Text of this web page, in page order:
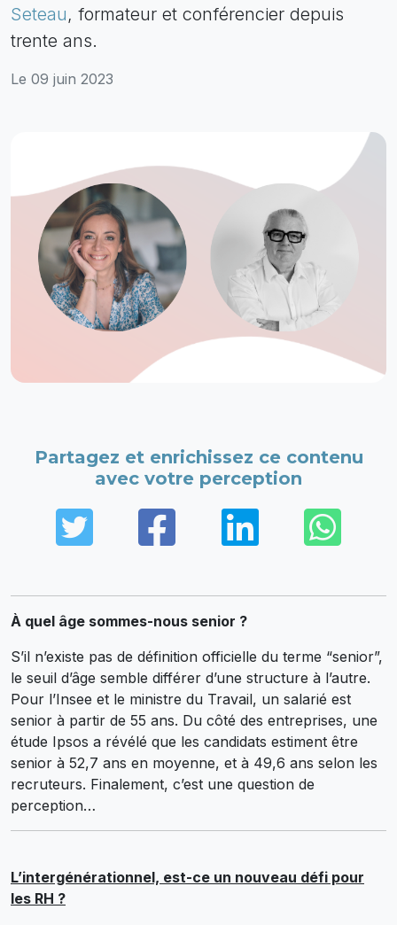
Seteau, formateur et conférencier depuis
trente ans.
Le 09 juin 2023
Partagez et enrichissez ce contenu
avec votre perception
TwitterFacebook
LinkedIn
À quel âge sommes-nous senior ?
S’il n’existe pas de définition officielle du terme “senior”,
le seuil d’âge semble différer d’une structure à l’autre.
Pour l’Insee et le ministre du Travail, un salarié est
senior à partir de 55 ans. Du côté des entreprises, une
étude Ipsos a révélé que les candidats estiment être
senior à 52,7 ans en moyenne, et à 49,6 ans selon les
recruteurs. Finalement, c’est une question de
perception…
L’intergénérationnel, est-ce un nouveau défi pour
les RH ?